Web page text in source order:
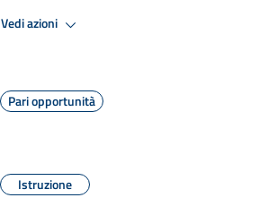
Vedi azioni
Pari opportunità
Istruzione